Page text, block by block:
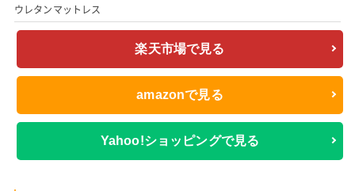
ウレタンマットレス
楽天市場で見る
amazonで見る
Yahoo!ショッピングで見る